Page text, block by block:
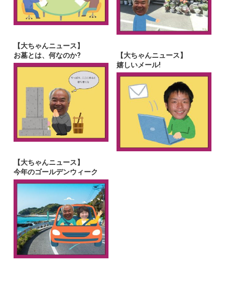
【大ちゃんニュース】
お墓とは、何なのか?
【大ちゃんニュース】
嬉しいメール!
【大ちゃんニュース】
今年のゴールデンウィーク